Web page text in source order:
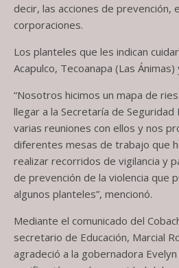
decir, las acciones de prevención,
corporaciones.
Los planteles que les indican
Acapulco, Tecoanapa (Las Ánimas)
“Nosotros hicimos un mapa de
llegar a la Secretaría de Seguridad
varias reuniones con ellos y nos
diferentes mesas de trabajo que
realizar recorridos de vigilancia y
de prevención de la violencia que
algunos planteles”, mencionó.
Mediante el comunicado del
secretario de Educación, Marcial
agradeció a la gobernadora Evelyn